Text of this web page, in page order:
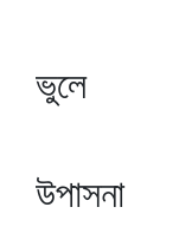
ভুলে
উপাসনা